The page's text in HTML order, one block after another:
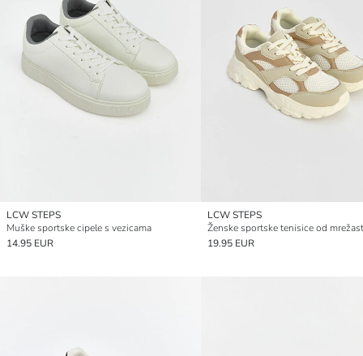
LCW STEPS
Muške sportske cipele s vezicama
14.95 EUR
LCW STEPS
19.95 EUR